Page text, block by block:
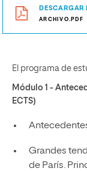
DESCARGAR
ARCHIVO.PDF
El programa de
Módulo 1 -
ECTS)
Grandes
de París.